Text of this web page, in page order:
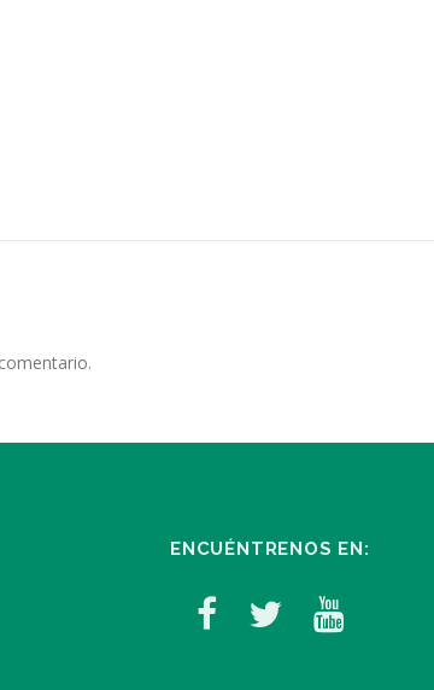
ENCUÉNTRENOS EN: